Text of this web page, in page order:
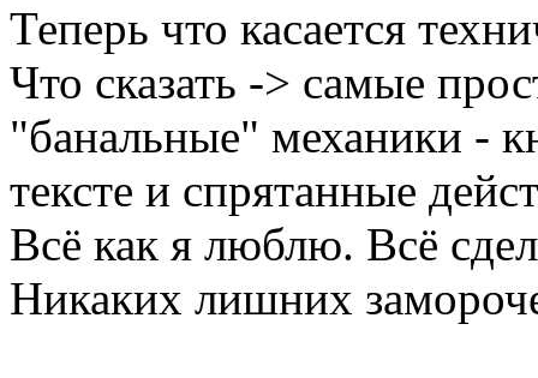
Теперь что касается
Что сказать -> самые
"банальные" механики -
тексте и спрятанные
Всё как я люблю. Всё
Никаких лишних